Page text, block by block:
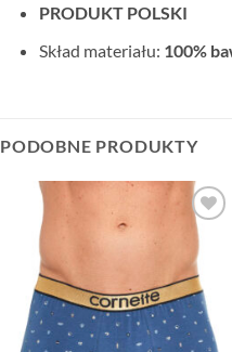
PRODUKT POLSKI
Skład materiału: 100%
PODOBNE PRODUKTY